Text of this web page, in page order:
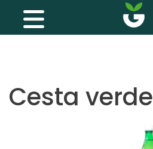
Cesta verde